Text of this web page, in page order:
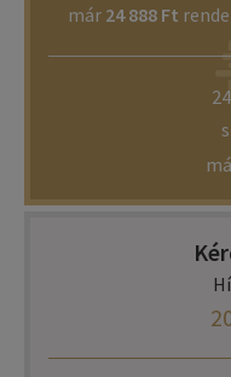
már 24 888 Ft